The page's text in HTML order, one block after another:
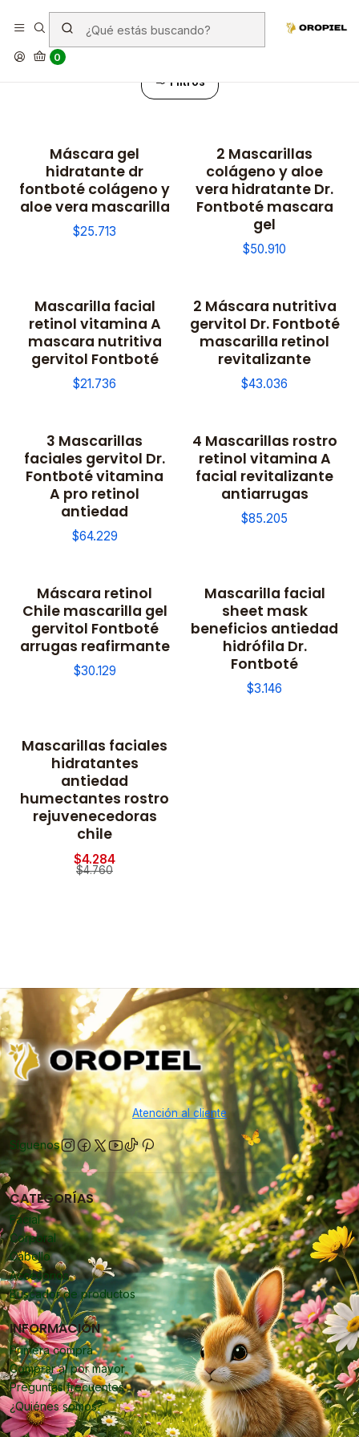
0
Mascarillas
Filtros
Máscara gel
hidratante dr
fontboté colágeno y
aloe vera mascarilla
$25.713
2 Mascarillas
colágeno y aloe
vera hidratante Dr.
Fontboté mascara
gel
$50.910
Mascarilla facial
retinol vitamina A
mascara nutritiva
gervitol Fontboté
$21.736
2 Máscara nutritiva
gervitol Dr. Fontboté
mascarilla retinol
revitalizante
$43.036
3 Mascarillas
faciales gervitol Dr.
Fontboté vitamina
A pro retinol
antiedad
$64.229
4 Mascarillas rostro
retinol vitamina A
facial revitalizante
antiarrugas
$85.205
Máscara retinol
Chile mascarilla gel
gervitol Fontboté
arrugas reafirmante
$30.129
Mascarilla facial
sheet mask
beneficios antiedad
hidrófila Dr.
Fontboté
$3.146
-10% OFF
Mascarillas faciales
hidratantes
antiedad
humectantes rostro
rejuvenecedoras
chile
$4.284
$4.760
Atención al cliente
Síguenos
CATEGORÍAS
Facial
Corporal
Cabello
Accesorios
Buscador de productos
INFORMACIÓN
Primera compra
Comprar al por mayor
Preguntas frecuentes
¿Quiénes somos?